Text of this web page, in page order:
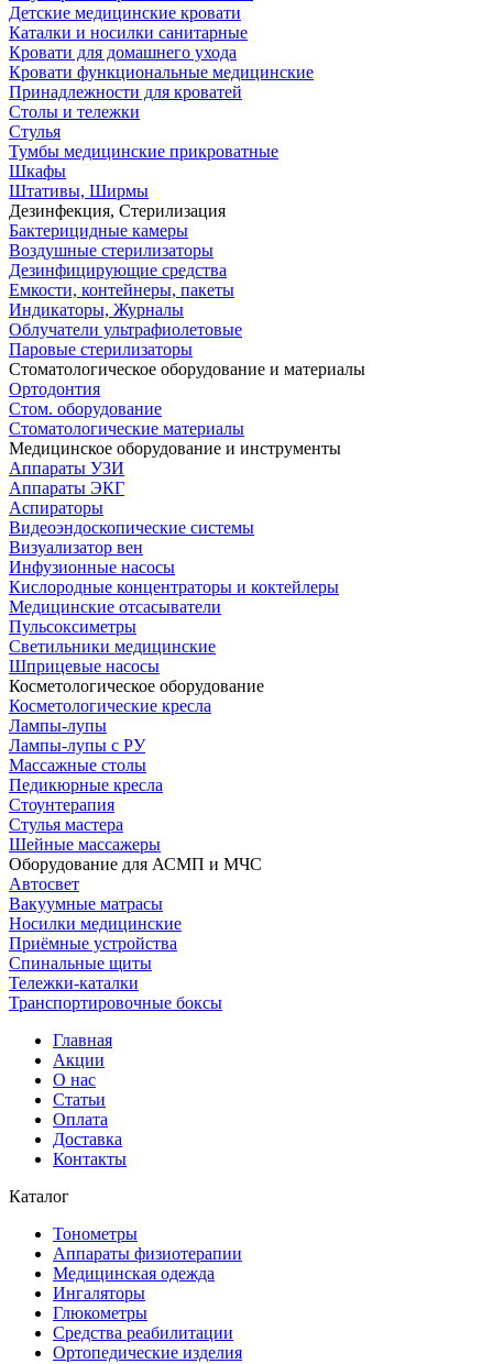
Детские медицинские кровати
Каталки и носилки санитарные
Кровати для домашнего ухода
Кровати функциональные медицинские
Принадлежности для кроватей
Столы и тележки
Стулья
Тумбы медицинские прикроватные
Шкафы
Штативы, Ширмы
Дезинфекция, Стерилизация
Бактерицидные камеры
Воздушные стерилизаторы
Дезинфицирующие средства
Емкости, контейнеры, пакеты
Индикаторы, Журналы
Облучатели ультрафиолетовые
Паровые стерилизаторы
Стоматологическое оборудование и материалы
Ортодонтия
Стом. оборудование
Стоматологические материалы
Медицинское оборудование и инструменты
Аппараты УЗИ
Аппараты ЭКГ
Аспираторы
Видеоэндоскопические системы
Визуализатор вен
Инфузионные насосы
Кислородные концентраторы и коктейлеры
Медицинские отсасыватели
Пульсоксиметры
Светильники медицинские
Шприцевые насосы
Косметологическое оборудование
Косметологические кресла
Лампы-лупы
Лампы-лупы с РУ
Массажные столы
Педикюрные кресла
Стоунтерапия
Стулья мастера
Шейные массажеры
Оборудование для АСМП и МЧС
Автосвет
Вакуумные матрасы
Носилки медицинские
Приёмные устройства
Спинальные щиты
Тележки-каталки
Транспортировочные боксы
Главная
Акции
О нас
Статьи
Оплата
Доставка
Контакты
Каталог
Тонометры
Аппараты физиотерапии
Медицинская одежда
Ингаляторы
Глюкометры
Средства реабилитации
Ортопедические изделия